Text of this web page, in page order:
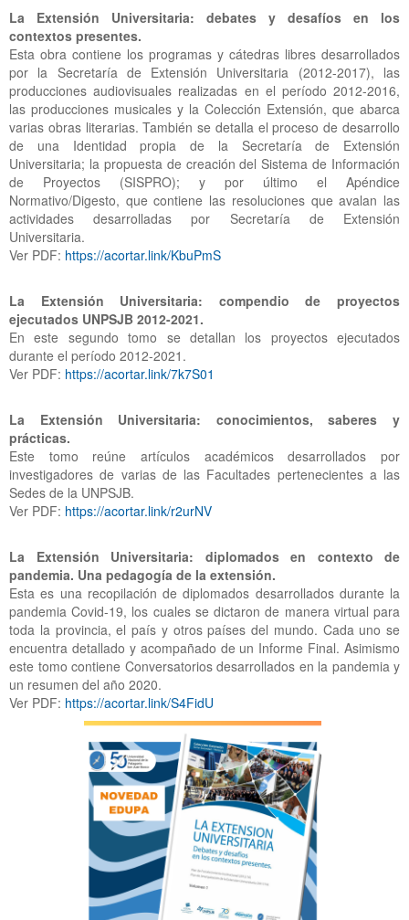
La Extensión Universitaria: debates y desafíos en los
contextos presentes.
Esta obra contiene los programas y cátedras libres desarrollados
por la Secretaría de Extensión Universitaria (2012-2017), las
producciones audiovisuales realizadas en el período 2012-2016,
las producciones musicales y la Colección Extensión, que abarca
varias obras literarias. También se detalla el proceso de desarrollo
de una Identidad propia de la Secretaría de Extensión
Universitaria; la propuesta de creación del Sistema de Información
de Proyectos (SISPRO); y por último el Apéndice
Normativo/Digesto, que contiene las resoluciones que avalan las
actividades desarrolladas por Secretaría de Extensión
Universitaria.
Ver PDF: https://acortar.link/KbuPmS
La Extensión Universitaria: compendio de proyectos
ejecutados UNPSJB 2012-2021.
En este segundo tomo se detallan los proyectos ejecutados
durante el período 2012-2021.
Ver PDF: https://acortar.link/7k7S01
La Extensión Universitaria: conocimientos, saberes y
prácticas.
Este tomo reúne artículos académicos desarrollados por
investigadores de varias de las Facultades pertenecientes a las
Sedes de la UNPSJB.
Ver PDF: https://acortar.link/r2urNV
La Extensión Universitaria: diplomados en contexto de
pandemia. Una pedagogía de la extensión.
Esta es una recopilación de diplomados desarrollados durante la
pandemia Covid-19, los cuales se dictaron de manera virtual para
toda la provincia, el país y otros países del mundo. Cada uno se
encuentra detallado y acompañado de un Informe Final. Asimismo
este tomo contiene Conversatorios desarrollados en la pandemia y
un resumen del año 2020.
Ver PDF: https://acortar.link/S4FidU